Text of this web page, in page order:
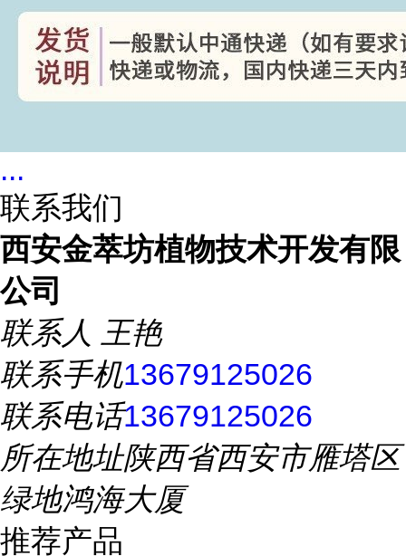
...
联系我们
西安金萃坊植物技术开发有限
公司
联系人 王艳
联系手机13679125026
联系电话13679125026
所在地址陕西省西安市雁塔区
绿地鸿海大厦
推荐产品